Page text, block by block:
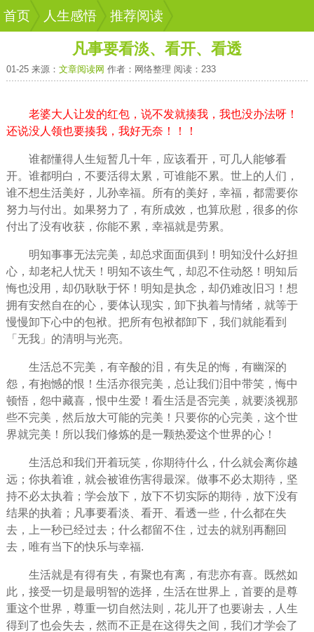
首页 人生感悟 推荐阅读
凡事要看淡、看开、看透
01-25 来源： 文章阅读网 作者：网络整理 阅读：233
老婆大人让发的红包，说不发就揍我，我也没办法呀！
还说没人领也要揍我，我好无奈！！！
谁都懂得人生短暂几十年，应该看开，可几人能够看
开。谁都明白，不要活得太累，可谁能不累。世上的人们，
谁不想生活美好，儿孙幸福。所有的美好，幸福，都需要你
努力与付出。如果努力了，有所成效，也算欣慰，很多的你
付出了没有收获，你能不累，幸福就是劳累。
明知事事无法完美，却总求面面俱到！明知没什么好担
心，却老杞人忧天！明知不该生气，却忍不住动怒！明知后
悔也没用，却仍耿耿于怀！明知是执念，却仍难改旧习！想
拥有安然自在的心，要体认现实，卸下执着与情绪，就等于
慢慢卸下心中的包袱。把所有包袱都卸下，我们就能看到
「无我」的清明与光亮。
生活总不完美，有辛酸的泪，有失足的悔，有幽深的
怨，有抱憾的恨！生活亦很完美，总让我们泪中带笑，悔中
顿悟，怨中藏喜，恨中生爱！看生活是否完美，就要淡视那
些不完美，然后放大可能的完美！只要你的心完美，这个世
界就完美！所以我们修炼的是一颗热爱这个世界的心！
生活总和我们开着玩笑，你期待什么，什么就会离你越
远；你执着谁，就会被谁伤害得最深。做事不必太期待， 坚
持不必太执着；学会放下，放下不切实际的期待，放下没有
结果的执着；凡事要看淡、看开、看透一些，什么都在失
去，上一秒已经过去；什么都留不住，过去的就别再翻回
去，唯有当下的快乐与幸福.
生活就是有得有失，有聚也有离，有悲亦有喜。既然如
此，接受一切是最明智的选择，生活在世界上，首要的是尊
重这个世界，尊重一切自然法则，花儿开了也要谢去，人生
得到了也会失去，然而不正是在这得失之间，我们才学会了